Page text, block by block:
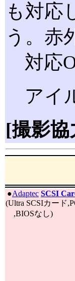
も対応
う。赤
対応
アイ
[撮影協
●Adaptec SCSI
(Ultra SCSIカード
,BIOSなし)